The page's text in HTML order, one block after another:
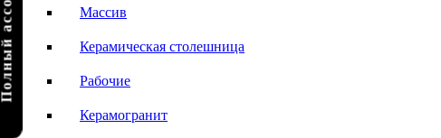
Массив
Керамическая столешница
Рабочие
Керамогранит